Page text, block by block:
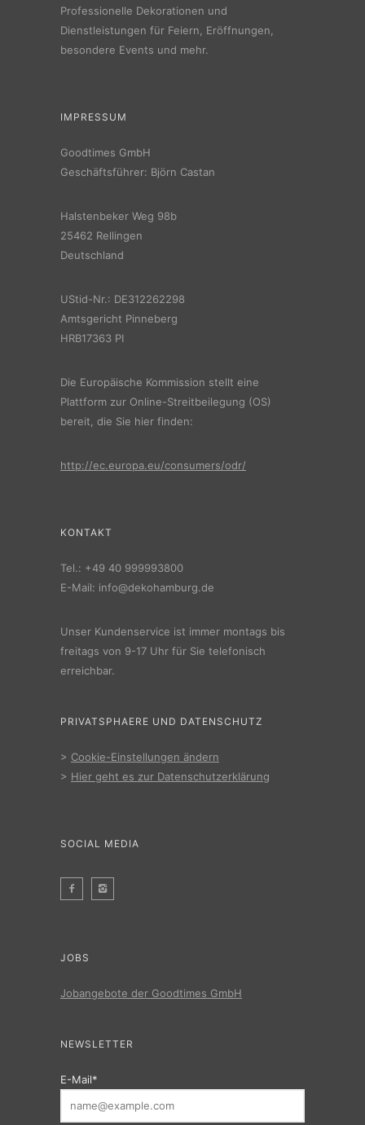
Professionelle Dekorationen und
Dienstleistungen für Feiern, Eröffnungen,
besondere Events und mehr.
IMPRESSUM
Goodtimes GmbH
Geschäftsführer: Björn Castan
Halstenbeker Weg 98b
25462 Rellingen
Deutschland
UStid-Nr.: DE312262298
Amtsgericht Pinneberg
HRB17363 PI
Die Europäische Kommission stellt eine
Plattform zur Online-Streitbeilegung (OS)
bereit, die Sie hier finden:
http://ec.europa.eu/consumers/odr/
KONTAKT
Tel.: +49 40 999993800
E-Mail: info@dekohamburg.de
Unser Kundenservice ist immer montags bis
freitags von 9-17 Uhr für Sie telefonisch
erreichbar.
PRIVATSPHAERE UND DATENSCHUTZ
> Cookie-Einstellungen ändern
> Hier geht es zur Datenschutzerklärung
SOCIAL MEDIA
JOBS
Jobangebote der Goodtimes GmbH
NEWSLETTER
E-Mail*